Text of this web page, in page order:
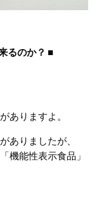
るのか？ ■
ありますよ。
ありましたが、
機能性表示食品」